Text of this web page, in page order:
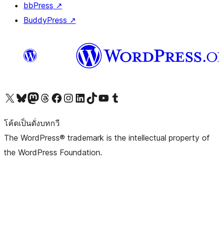
bbPress ↗
BuddyPress ↗
Visit our X (formerly Twitter) account
Visit our Bluesky account
Visit our Mastodon account
Visit our Threads account
Visit our Facebook pageVisit our Instagram account
Visit our LinkedIn account
Visit our TikTok account
Visit our YouTube channel
Visit our Tumblr account
โค้ดเป็นดั่งบทกวี
The WordPress® trademark is the intellectual property of
the WordPress Foundation.